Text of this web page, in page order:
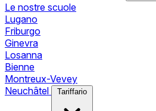
Le nostre scuole
Lugano
Friburgo
Ginevra
Losanna
Bienne
Montreux-Vevey
Neuchâtel
Tariffario